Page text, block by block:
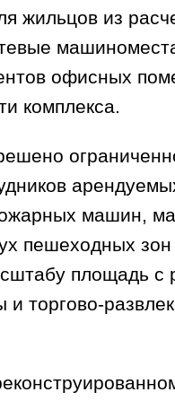
жильцов из
офисных
комплекса.
машин,
пешеходных
площадь
и торгово-